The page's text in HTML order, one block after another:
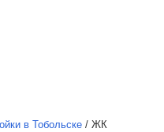
в Тобольске / ЖК